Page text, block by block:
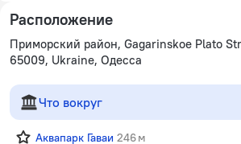
Расположение
Приморский район, Gagarinskoe Plato
65009, Ukraine, Одесса
Что вокруг
Аквапарк Гаваи 246 м